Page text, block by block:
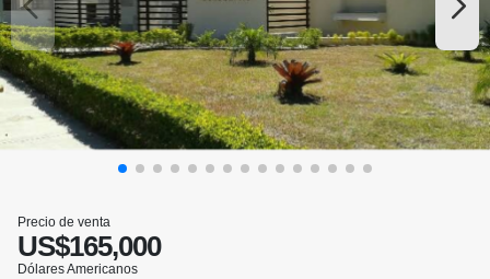
Precio de venta
US$165,000
Dólares Americanos